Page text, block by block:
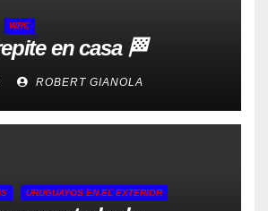
WRC
en casa 🏁
ROBERT GIANOLA
URUGUAYOS EN EL EXTERIOR